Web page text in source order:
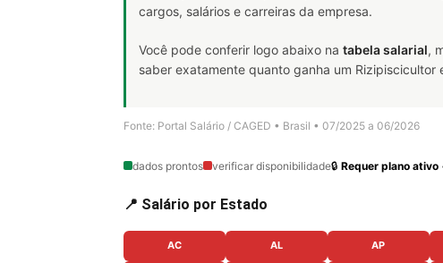
cargos, salários e carreiras da empresa.
Você pode conferir logo abaixo na tabela salarial,
saber exatamente quanto ganha um Rizipiscicultor
Fonte: Portal Salário / CAGED • Brasil • 07/2025 a 06/2026
dados prontos verificar disponibilidade🔒 Requer plano ativo
📍 Salário por Estado
AC AL AP